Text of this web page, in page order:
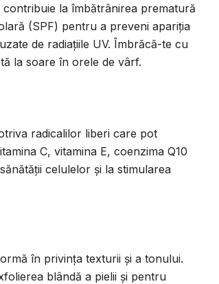
la îmbătrânirea prematură
(SPF) pentru a preveni apariția
de radiațiile UV. Îmbrăcă-te cu
la soare în orele de vârf.
radicalilor liberi care pot
C, vitamina E, coenzima Q10
celulelor și la stimularea
în privința texturii și a tonului.
blândă a pielii și pentru